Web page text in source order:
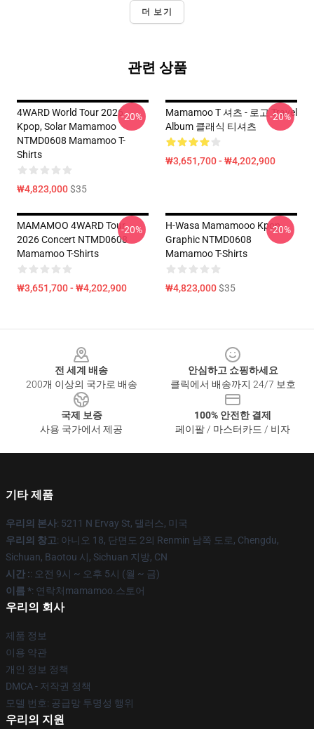
더 보기
관련 상품
4WARD World Tour 2026
Kpop, Solar Mamamoo
NTMD0608 Mamamoo T-
Shirts
₩4,823,000$35
-20%
Mamamoo T 셔츠 - 로고 Travel
Album 클래식 티셔츠
₩3,651,700 - ₩4,202,900
-20%
MAMAMOO 4WARD Tour
2026 Concert NTMD0608
Mamamoo T-Shirts
₩3,651,700 - ₩4,202,900
-20%
H-Wasa Mamamooo Kpop
Graphic NTMD0608
Mamamoo T-Shirts
₩4,823,000$35
-20%
전 세계 배송
200개 이상의 국가로 배송
안심하고 쇼핑하세요
클릭에서 배송까지 24/7 보호
국제 보증
사용 국가에서 제공
100% 안전한 결제
페이팔 / 마스터카드 / 비자
기타 제품
우리의 본사: 5211 N Ervay St, 댈러스, 미국
우리의 창고: 아니오 18, 단면도 2의 Renmin 남쪽 도로, Chengdu,
Sichuan, Baotou 시, Sichuan 지방, CN
시간 :: 오전 9시 ~ 오후 5시 (월 ~ 금)
이름 *: 연락처mamamoo.스토어
우리의 회사
제품 정보
이용 약관
개인 정보 정책
DMCA - 저작권 정책
모델 번호: 공급망 투명성 행위
우리의 지원